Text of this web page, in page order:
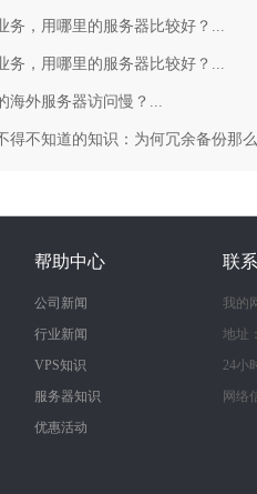
务，用哪里的服务器比较好？...
务，用哪里的服务器比较好？...
海外服务器访问慢？...
帮助中心
公司新闻
行业新闻
VPS知识
服务器知识
优惠活动
联
我的
地址：
24小
网络